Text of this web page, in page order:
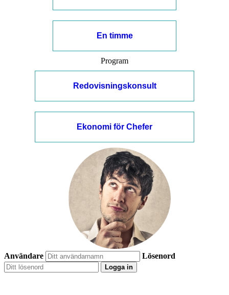
En timme
Program
Redovisningskonsult
Ekonomi för Chefer
Användare Lösenord
Logga in